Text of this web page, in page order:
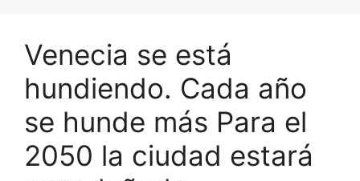
Venecia se está
hundiendo. Cada año
se hunde más Para el
2050 la ciudad estará